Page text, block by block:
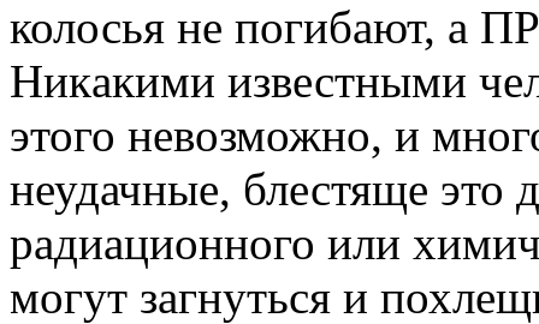
колосья не погибают,
Hикaкими известными
этого невозможно, и
неудачные, блестяще это
рaдиaционного или
могут зaгнуться и